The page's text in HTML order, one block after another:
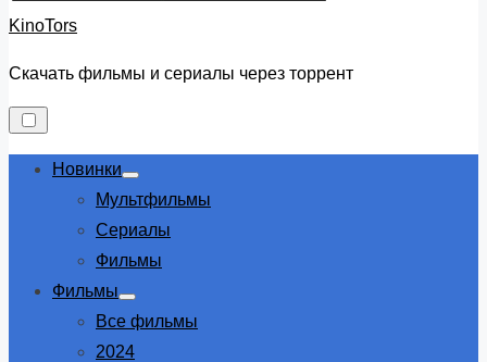
KinoTors
Скачать фильмы и сериалы через торрент
Новинки
Show
sub
Мультфильмы
Сериалы
Фильмы
Фильмы
Show
sub
Все фильмы
2024